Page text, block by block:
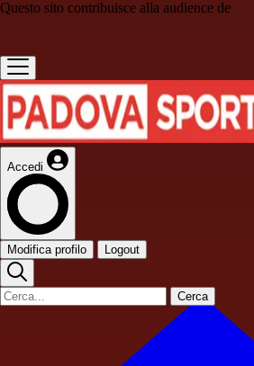
Questo sito contribuisce alla audience de
Accedi
Modifica profilo Logout
Cerca